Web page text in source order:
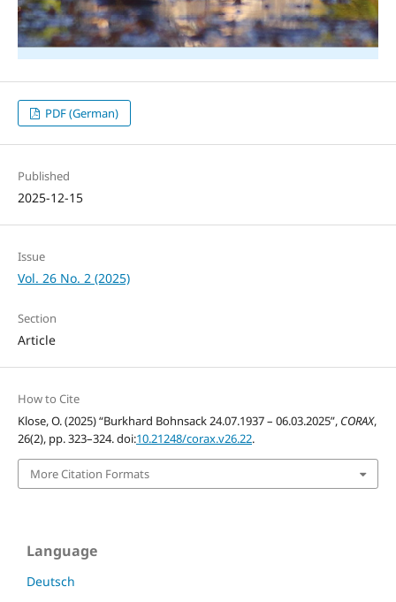
PDF (German)
Published
2025-12-15
Issue
Vol. 26 No. 2 (2025)
Section
Article
How to Cite
Klose, O. (2025) “Burkhard Bohnsack 24.07.1937 – 06.03.2025”, CORAX,
26(2), pp. 323–324. doi:10.21248/corax.v26.22.
More Citation Formats
Language
Deutsch